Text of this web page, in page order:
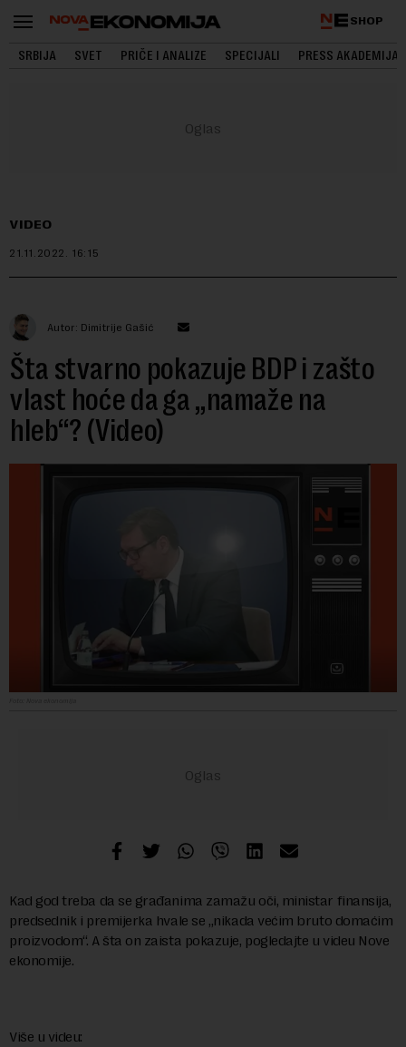
SHOP
SRBIJA SVET PRIČE I ANALIZE SPECIJALI PRESS AKADEMIJA
VIDEO
21.11.2022. 16:15
Autor: Dimitrije Gašić
Šta stvarno pokazuje BDP i zašto
vlast hoće da ga „namaže na
hleb“? (Video)
Kad god treba da se građanima zamažu oči, ministar finansija,
predsednik i premijerka hvale se „nikada većim bruto domaćim
proizvodom“. A šta on zaista pokazuje, pogledajte u videu Nove
ekonomije.
Više u videu: